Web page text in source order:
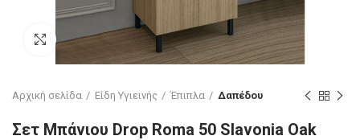
Click to enlarge
Αρχική σελίδα Είδη Υγιεινής Έπιπλα Δαπέδου
Σετ Μπάνιου Drop Roma 50 Slavonia Oak